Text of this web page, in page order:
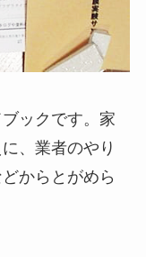
ックです。家
、業者のやり
からとがめら